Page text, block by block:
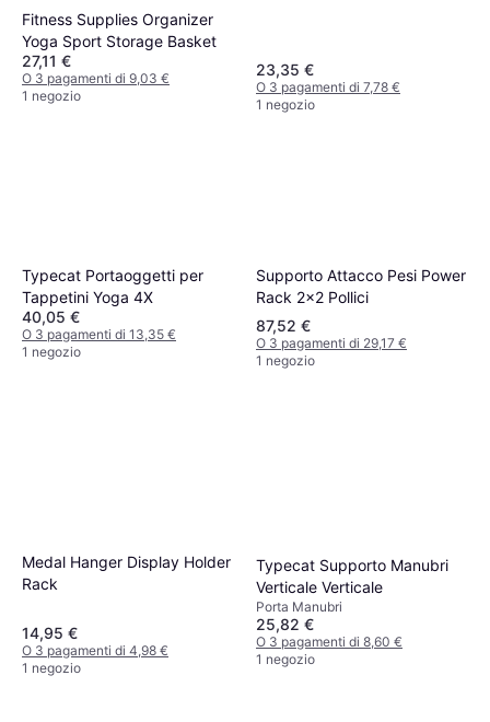
Fitness Supplies Organizer
Yoga Sport Storage Basket
27,11 €
O 3 pagamenti di 9,03 €
1 negozio
23,35 €
O 3 pagamenti di 7,78 €
1 negozio
Typecat Portaoggetti per
Tappetini Yoga 4X
40,05 €
O 3 pagamenti di 13,35 €
1 negozio
Supporto Attacco Pesi Power
Rack 2x2 Pollici
87,52 €
O 3 pagamenti di 29,17 €
1 negozio
Medal Hanger Display Holder
Rack
14,95 €
O 3 pagamenti di 4,98 €
1 negozio
Typecat Supporto Manubri
Verticale Verticale
Porta Manubri
25,82 €
O 3 pagamenti di 8,60 €
1 negozio